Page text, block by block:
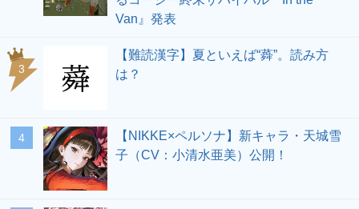
Van』発表
3
【難読漢字】夏といえば“蕣”。読み方
は？
4
【NIKKE×ペルソナ】新キャラ・天城雪
子（CV：小清水亜美）公開！